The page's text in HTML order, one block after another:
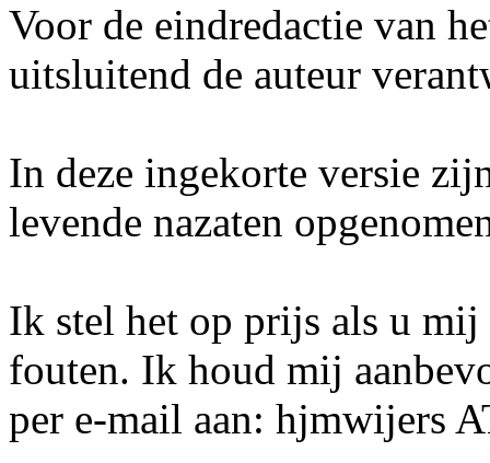
Voor de eindredactie van
uitsluitend de auteur
In deze ingekorte versie
levende nazaten
Ik stel het op prijs als u mij
fouten. Ik houd mij
per e-mail aan: hjmwijers